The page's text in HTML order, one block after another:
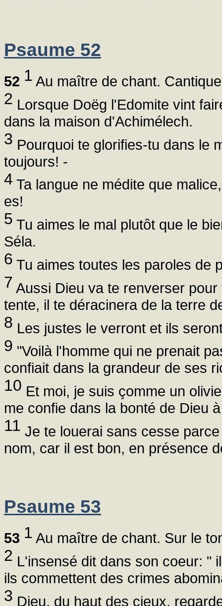
Psaume 52
52 1 Au maître de chant.
2 Lorsque Doëg l'Edomite vint
dans la maison d'Achimélech.
3 Pourquoi te glorifies-tu dans le
toujours! -
4 Ta langue ne médite que
es!
5 Tu aimes le mal plutôt que le
Séla.
6 Tu aimes toutes les paroles de
7 Aussi Dieu va te renverser
tente, il te déracinera de la terre
8 Les justes le verront et ils
9 "Voilà l'homme qui ne prenait
confiait dans la grandeur de ses
10 Et moi, je suis çomme un
me confie dans la bonté de Dieu
11 Je te louerai sans cesse
nom, car il est bon, en présence
Psaume 53
53 1 Au maître de chant. Sur le
2 L'insensé dit dans son coeur: "
ils commettent des crimes
3 Dieu, du haut des cieux,